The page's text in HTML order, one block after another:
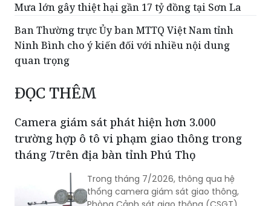
Mưa lớn gây thiệt hại gần 17 tỷ đồng tại Sơn La
Ban Thường trực Ủy ban MTTQ Việt Nam tỉnh
Ninh Bình cho ý kiến đối với nhiều nội dung
quan trọng
ĐỌC THÊM
Camera giám sát phát hiện hơn 3.000
trường hợp ô tô vi phạm giao thông trong
tháng 7trên địa bàn tỉnh Phú Thọ
Trong tháng 7/2026, thông qua hệ
thống camera giám sát giao thông,